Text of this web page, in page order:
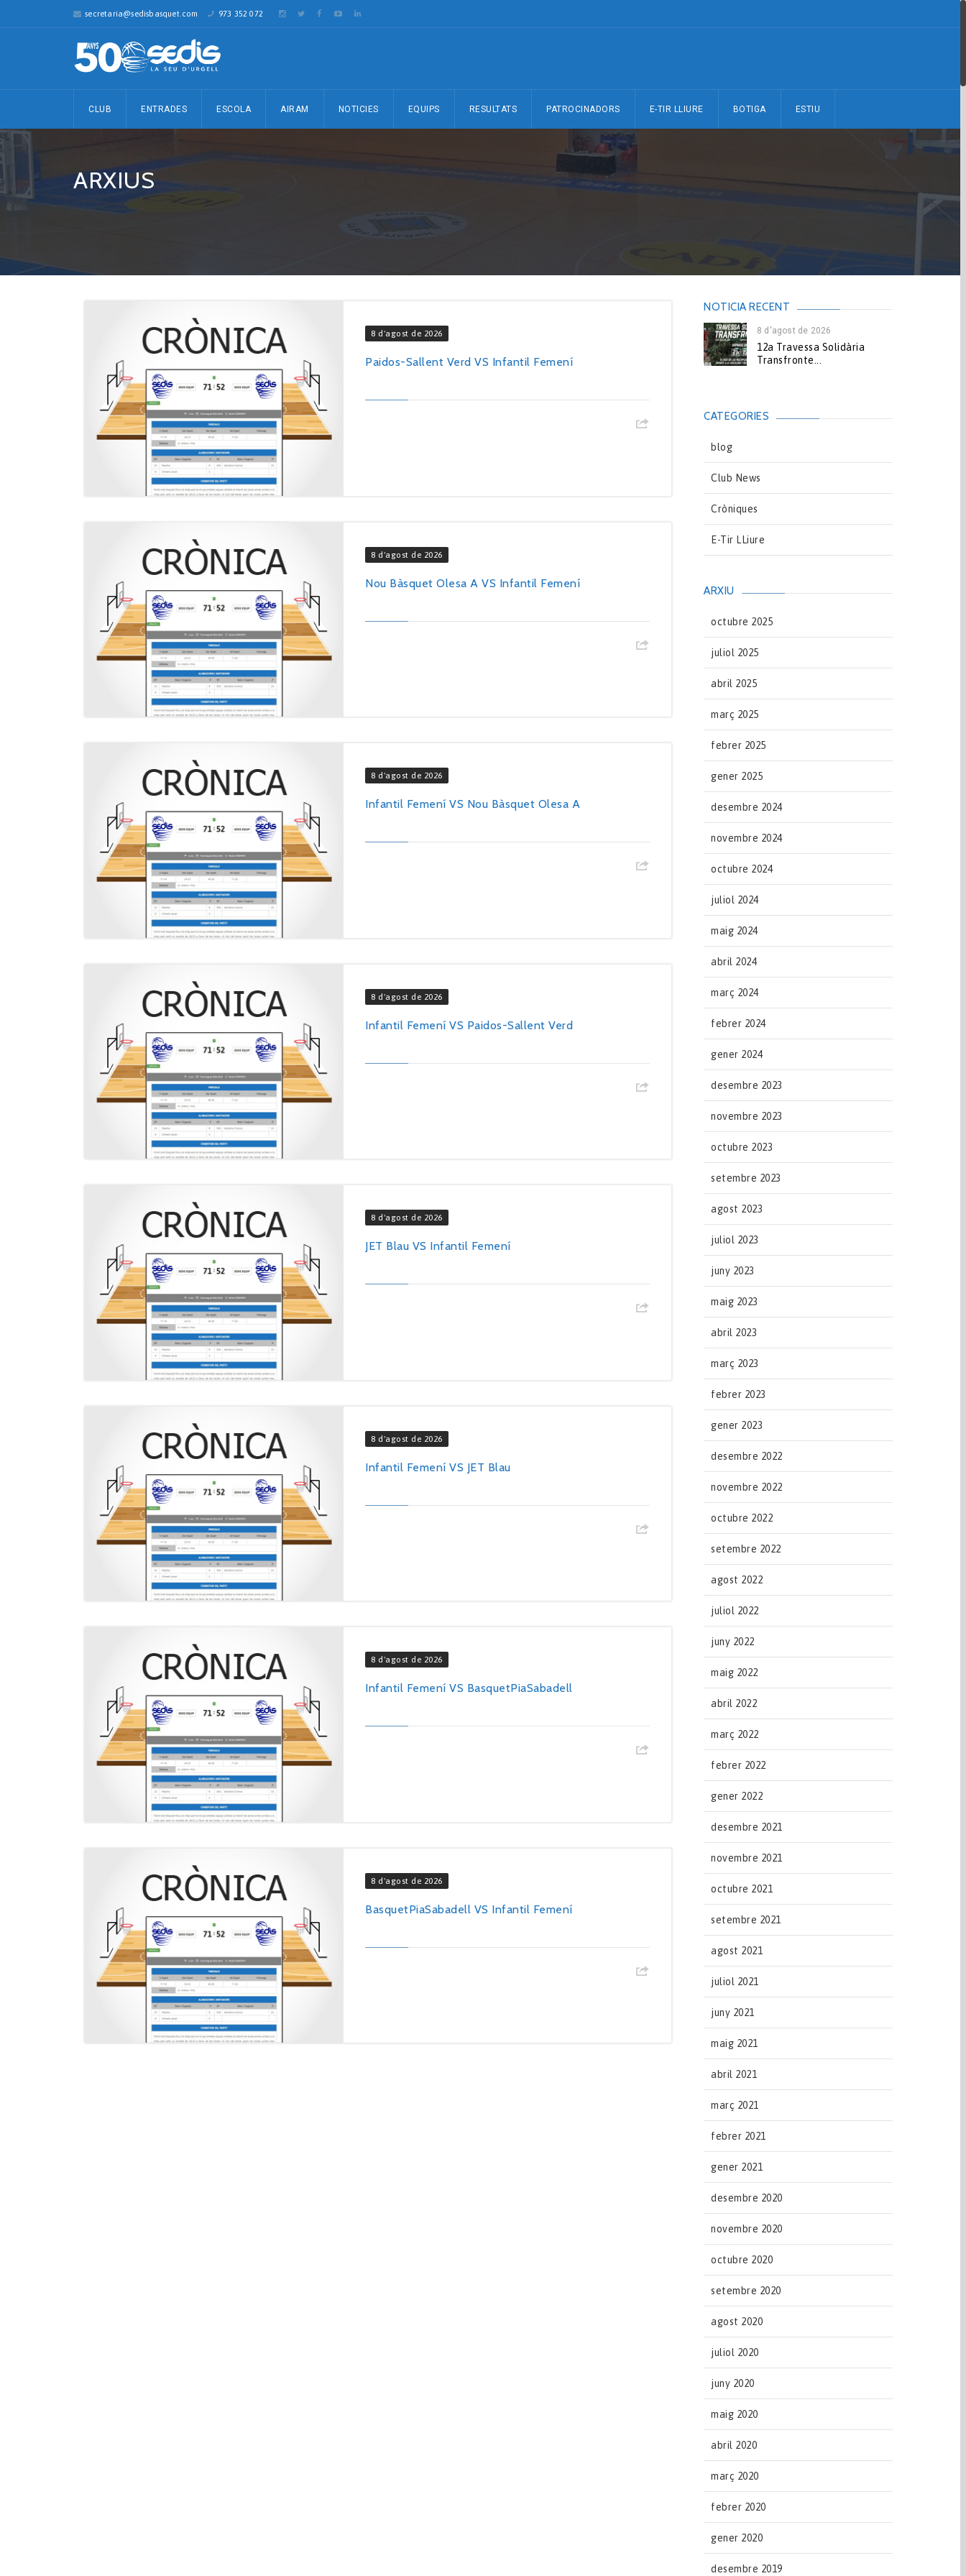
secretaria@sedisbasquet.com 973 352 072
CLUB ENTRADES ESCOLA AIRAM NOTICIES EQUIPS RESULTATS PATROCINADORS E-TIR LLIURE BOTIGA ESTIU
ARXIUS
8 d'agost de 2026
Paidos-Sallent Verd VS Infantil Femení
8 d'agost de 2026
Nou Bàsquet Olesa A VS Infantil Femení
8 d'agost de 2026
Infantil Femení VS Nou Bàsquet Olesa A
8 d'agost de 2026
Infantil Femení VS Paidos-Sallent Verd
8 d'agost de 2026
JET Blau VS Infantil Femení
8 d'agost de 2026
Infantil Femení VS JET Blau
8 d'agost de 2026
Infantil Femení VS BasquetPiaSabadell
8 d'agost de 2026
BasquetPiaSabadell VS Infantil Femení
NOTICIA RECENT
8 d'agost de 2026
12a Travessa Solidària
Transfronte...
CATEGORIES
blog
Club News
Cròniques
E-Tir LLiure
ARXIU
octubre 2025
juliol 2025
abril 2025
març 2025
febrer 2025
gener 2025
desembre 2024
novembre 2024
octubre 2024
juliol 2024
maig 2024
abril 2024
març 2024
febrer 2024
gener 2024
desembre 2023
novembre 2023
octubre 2023
setembre 2023
agost 2023
juliol 2023
juny 2023
maig 2023
abril 2023
març 2023
febrer 2023
gener 2023
desembre 2022
novembre 2022
octubre 2022
setembre 2022
agost 2022
juliol 2022
juny 2022
maig 2022
abril 2022
març 2022
febrer 2022
gener 2022
desembre 2021
novembre 2021
octubre 2021
setembre 2021
agost 2021
juliol 2021
juny 2021
maig 2021
abril 2021
març 2021
febrer 2021
gener 2021
desembre 2020
novembre 2020
octubre 2020
setembre 2020
agost 2020
juliol 2020
juny 2020
maig 2020
abril 2020
març 2020
febrer 2020
gener 2020
desembre 2019